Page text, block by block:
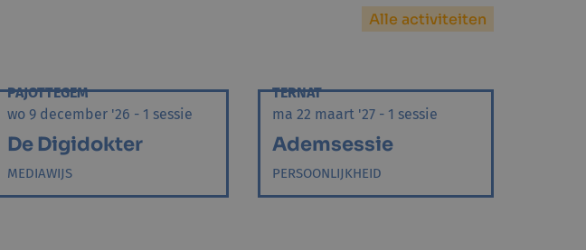
Alle activiteiten
PAJOTTEGEM
wo 9 december '26 - 1 sessie
De Digidokter
MEDIAWIJS
TERNAT
ma 22 maart '27 - 1 sessie
Ademsessie
PERSOONLIJKHEID